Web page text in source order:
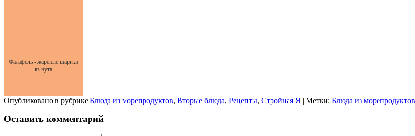
Фалафель - жареные шарики
из нута
Опубликовано в рубрике Блюда из морепродуктов, Вторые блюда, Рецепты, Стройная Я | Метки: Блюда из морепродуктов
Оставить комментарий